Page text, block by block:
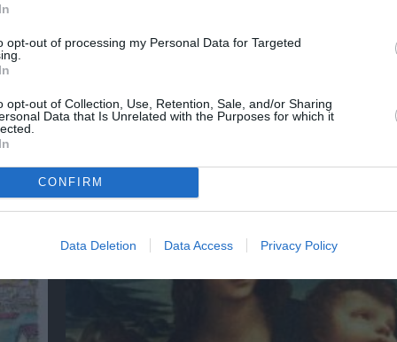
opt-out of processing my Personal Data for Targeted
opt-out of Collection, Use, Retention, Sale, and/or Sharing
Data that Is Unrelated with the Purposes for which it
CONFIRM
Data Deletion Data Access Privacy Policy
Απόστολος Χαντζαράς – «Κλεμμένος
“Beauty and Blue”: Διπλή παράλληλη